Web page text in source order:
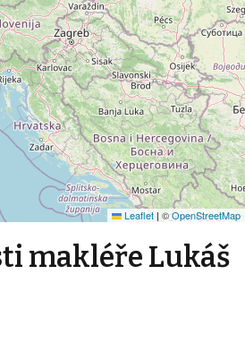
Leaflet | ©OpenStreetMap
makléře Lukáš